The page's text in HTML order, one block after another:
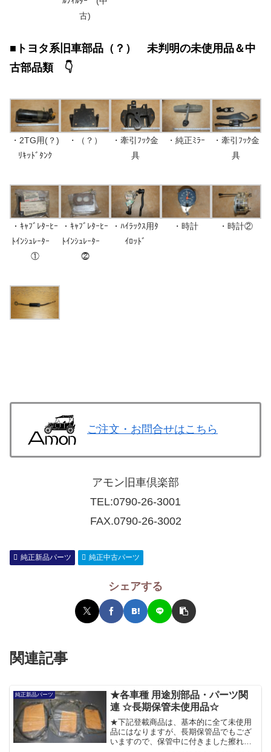
古)
■トヨタ系旧車部品（？） 未判明の未使用品＆中
古部品類 👇
・2TG用(？)
ﾘｷｯﾄﾞﾀﾝｸ
・（？）
・牽引ﾌｯｸ金
具
・純正ﾐﾗｰ
・牽引ﾌｯｸ金
具
・ｷｬﾌﾞﾚﾀｰﾋｰ
ﾄｲﾝｼｭﾚｰﾀｰ
①
・ｷｬﾌﾞﾚﾀｰﾋｰ
ﾄｲﾝｼｭﾚｰﾀｰ
⓶
・ﾊｲﾗｯｸｽ用ﾀ
ｲﾛｯﾄﾞ
・時計 ・時計②
ご注文・お問合せはこちら
アモン旧車倶楽部
TEL:0790-26-3001
FAX.0790-26-3002
純正新品パーツ 純正中古パーツ
シェアする
関連記事
純正新品パーツ
★各車種 用途別部品・パーツ関
連 ☆長期保管未使用品☆
★下記登載商品は、基本的に全て未使用
品にはなりますが、長期保管品でもござ
いますので、保管中に付きました擦れ